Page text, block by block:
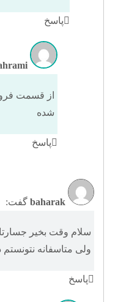
پاسخ
از قسمت
شده
پاسخ
baharak گفت:
سلام وقت بخیر جسارتا
ولی متاسفانه نتونستم
پاسخ